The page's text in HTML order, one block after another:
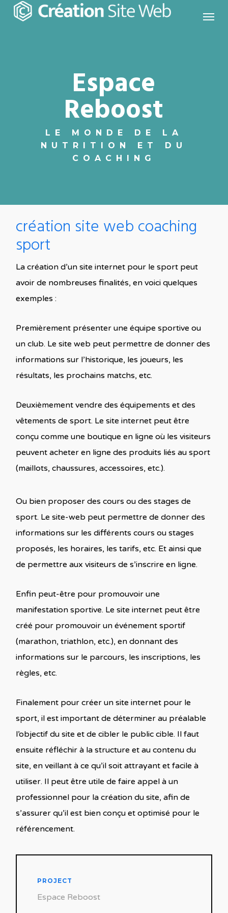
Skip
Espace
Reboost
LE MONDE DE LA
NUTRITION ET DU
COACHING
création site web coaching
sport
La création d’un site internet pour le sport peut
avoir de nombreuses finalités, en voici quelques
exemples :
Premièrement présenter une équipe sportive ou
un club. Le site web peut permettre de donner des
informations sur l’historique, les joueurs, les
résultats, les prochains matchs, etc.
Deuxièmement vendre des équipements et des
vêtements de sport. Le site internet peut être
conçu comme une boutique en ligne où les visiteurs
peuvent acheter en ligne des produits liés au sport
(maillots, chaussures, accessoires, etc.).
Ou bien proposer des cours ou des stages de
sport. Le site-web peut permettre de donner des
informations sur les différents cours ou stages
proposés, les horaires, les tarifs, etc. Et ainsi que
de permettre aux visiteurs de s’inscrire en ligne.
Enfin peut-être pour promouvoir une
manifestation sportive. Le site internet peut être
créé pour promouvoir un événement sportif
(marathon, triathlon, etc.), en donnant des
informations sur le parcours, les inscriptions, les
règles, etc.
Finalement pour créer un site internet pour le
sport, il est important de déterminer au préalable
l’objectif du site et de cibler le public cible. Il faut
ensuite réfléchir à la structure et au contenu du
site, en veillant à ce qu’il soit attrayant et facile à
utiliser. Il peut être utile de faire appel à un
professionnel pour la création du site, afin de
s’assurer qu’il est bien conçu et optimisé pour le
référencement.
PROJECT
Espace Reboost